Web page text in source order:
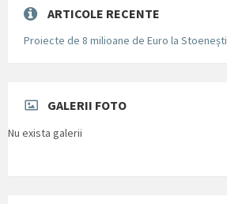
ARTICOLE RECENTE
Proiecte de 8 milioane de Euro la Stoenești
GALERII FOTO
Nu exista galerii